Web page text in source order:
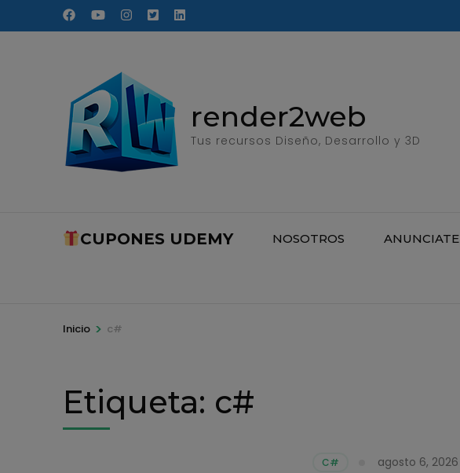
al
render2web
Tus recursos Diseño, Desarrollo y 3D
CUPONES UDEMY NOSOTROS ANUNCIATE
Inicio > c#
Etiqueta: c#
C# agosto 6, 2026